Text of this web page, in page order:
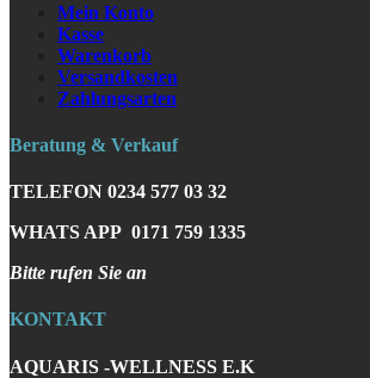
Mein Konto
Kasse
Warenkorb
Versandkosten
Zahlungsarten
Beratung & Verkauf
TELEFON 0234 577 03 32
WHATS APP 0171 759 1335
Bitte rufen Sie an
KONTAKT
AQUARIS -WELLNESS E.K